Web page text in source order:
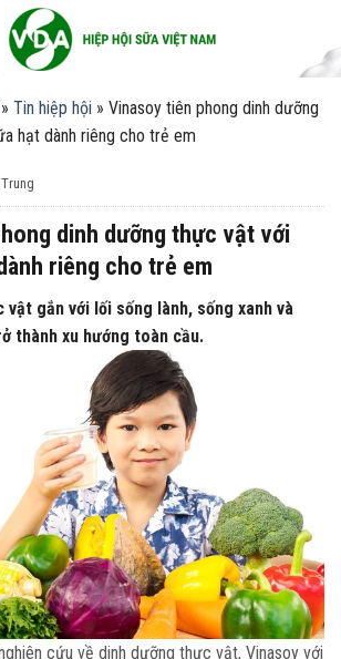
» Tin hiệp hội » Vinasoy tiên phong dinh dưỡng
hạt dành riêng cho trẻ em
dinh dưỡng thực vật với
riêng cho trẻ em
vật gắn với lối sống lành, sống xanh và
thành xu hướng toàn cầu.
cứu về dinh dưỡng thực vật, Vinasoy với